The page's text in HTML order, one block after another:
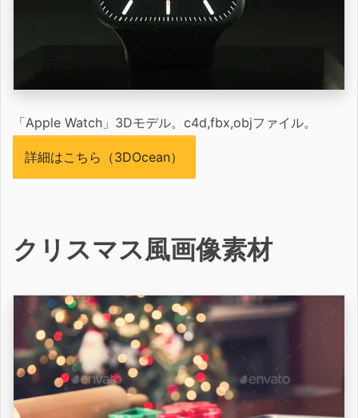
「Apple Watch」3Dモデル。c4d,fbx,objファイル。
詳細はこちら（3DOcean）
クリスマス風画像素材